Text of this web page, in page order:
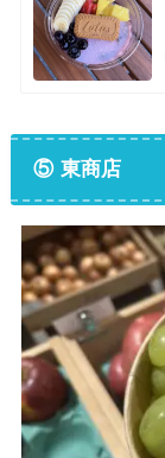
⑤ 東商店